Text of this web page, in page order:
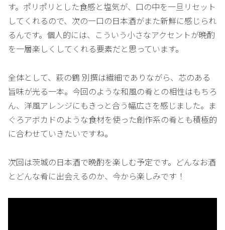
す。ポリポリとした食感と塩気が、口の中を一旦リセット
してくれるので、次の一口の日本酒がまた新鮮に感じられ
るんです。個人的には、こういう小さなアクセントが晩酌
を一層楽しくしてくれる要素だと思っています。
全体として、萩の鶴 別撰は繊細でありながら、芯のある
旨味が光る一本。今回のような和風の肴との相性はもちろ
ん、洋風アレンジにもきっと合う幅広さを感じました。ま
ぐろアボカドのような食材を使った創作系の肴とも積極的
に合わせていきたいですね。
次回は茨城の日本酒で晩酌を楽しむ予定です。どんなお酒
とどんな肴に出会えるのか、今から楽しみです！